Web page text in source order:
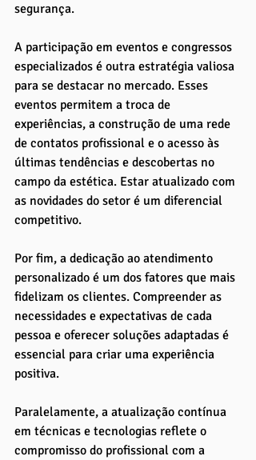
segurança.
A participação em eventos e congressos
especializados é outra estratégia valiosa
para se destacar no mercado. Esses
eventos permitem a troca de
experiências, a construção de uma rede
de contatos profissional e o acesso às
últimas tendências e descobertas no
campo da estética. Estar atualizado com
as novidades do setor é um diferencial
competitivo.
Por fim, a dedicação ao atendimento
personalizado é um dos fatores que mais
fidelizam os clientes. Compreender as
necessidades e expectativas de cada
pessoa e oferecer soluções adaptadas é
essencial para criar uma experiência
positiva.
Paralelamente, a atualização contínua
em técnicas e tecnologias reflete o
compromisso do profissional com a